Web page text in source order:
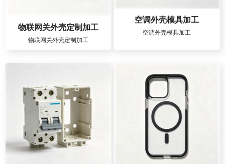
物联网关外壳定制加工
物联网关外壳定制加工
空调外壳模具加工
空调外壳模具加工